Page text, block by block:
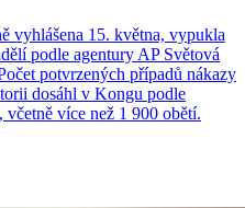
vyhlášena 15. května, vypukla
podle agentury AP Světová
potvrzených případů nákazy
dosáhl v Kongu podle
více než 1 900 obětí.